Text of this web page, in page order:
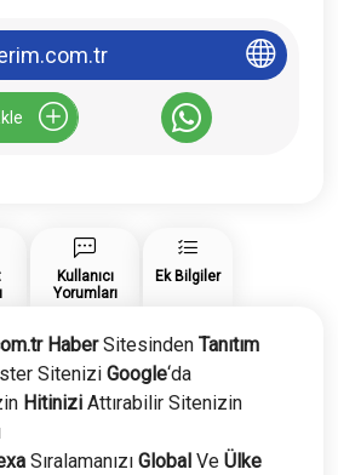
Kullanıcı
Yorumları
Ek Bilgiler
HaberSitesinden Tanıtım
Sitenizi Google‘da
Hitinizi Attırabilir Sitenizin
Sıralamanızı Global Ve Ülke